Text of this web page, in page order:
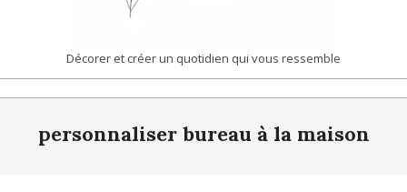
COCON
|
DÉCORATION
Décorer et créer un quotidien qui vous ressemble
Navigationpersonnaliser bureau à la maison